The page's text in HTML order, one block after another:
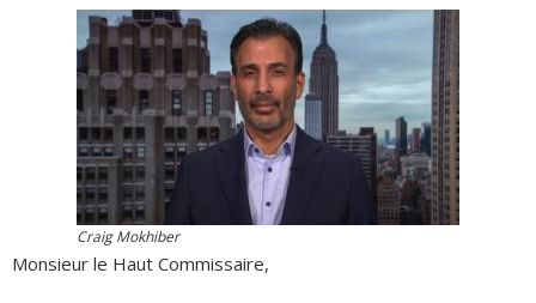
Craig Mokhiber
Monsieur le Haut Commissaire,